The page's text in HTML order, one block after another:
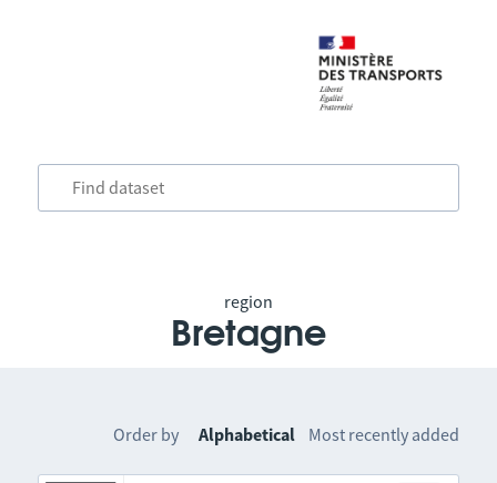
region
Bretagne
Order by Alphabetical Most recently added